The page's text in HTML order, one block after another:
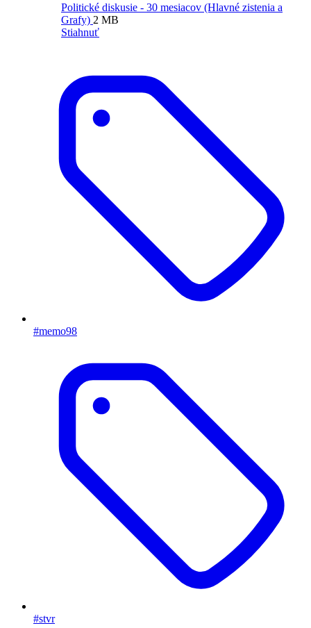
Politické diskusie - 30 mesiacov (Hlavné zistenia a
Grafy) 2 MB
Stiahnuť
#memo98
#stvr